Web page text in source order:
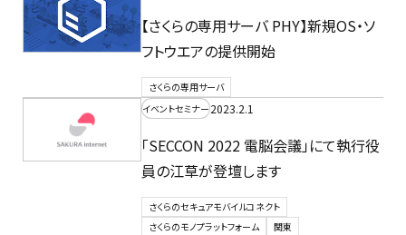
【さくらの専用サーバ PHY】新規OS・ソ
フトウエアの提供開始
さくらの専用サーバ
イベントセミナー2023.2.1
「SECCON 2022 電脳会議」にて執行役
員の江草が登壇します
さくらのセキュアモバイルコネクト
さくらのモノプラットフォーム
関東